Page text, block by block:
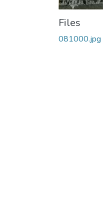
Files
081000.jpg